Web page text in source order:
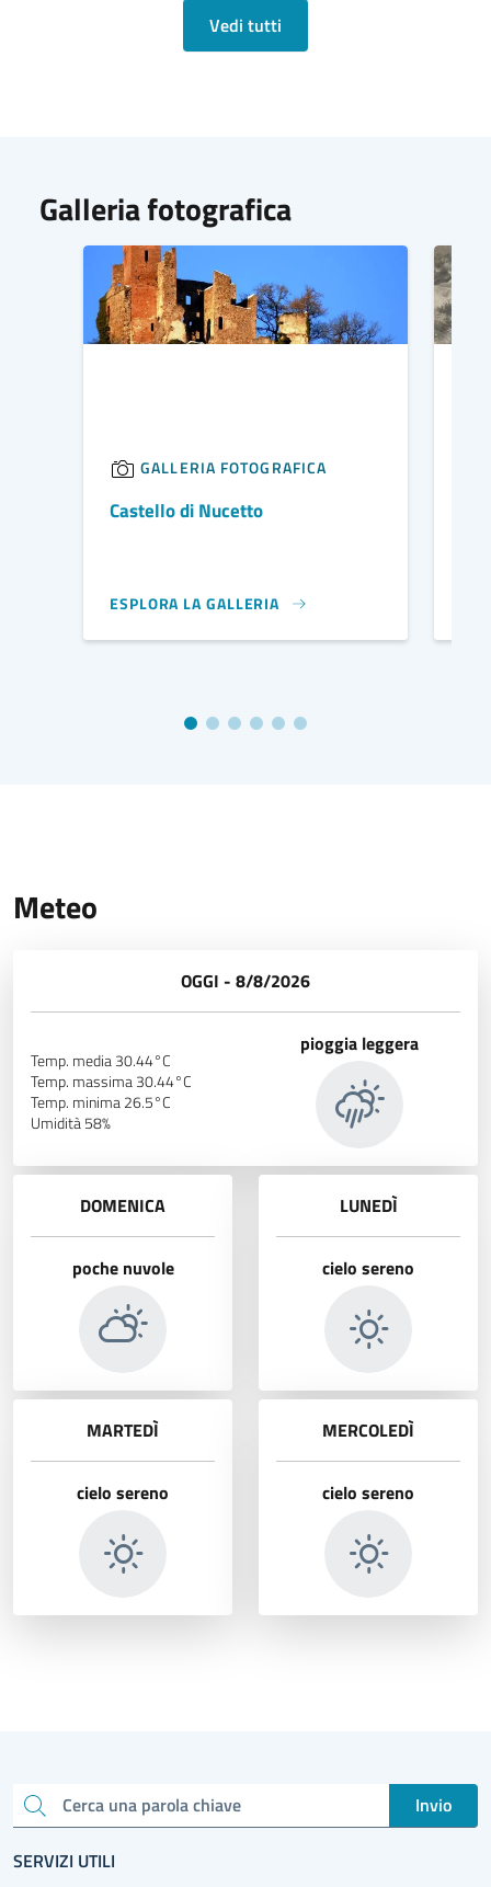
Vedi tutti
Galleria fotografica
GALLERIA FOTOGRAFICA
Castello di Nucetto
ESPLORA LA GALLERIA
INVERNO
Meteo
OGGI - 8/8/2026
Temp. media 30.44°C
Temp. massima 30.44°C
Temp. minima 26.5°C
Umidità 58%
pioggia leggera
DOMENICA
poche nuvole
LUNEDÌ
cielo sereno
MARTEDÌ
cielo sereno
MERCOLEDÌ
cielo sereno
Cerca una parola chiave Invio
SERVIZI UTILI